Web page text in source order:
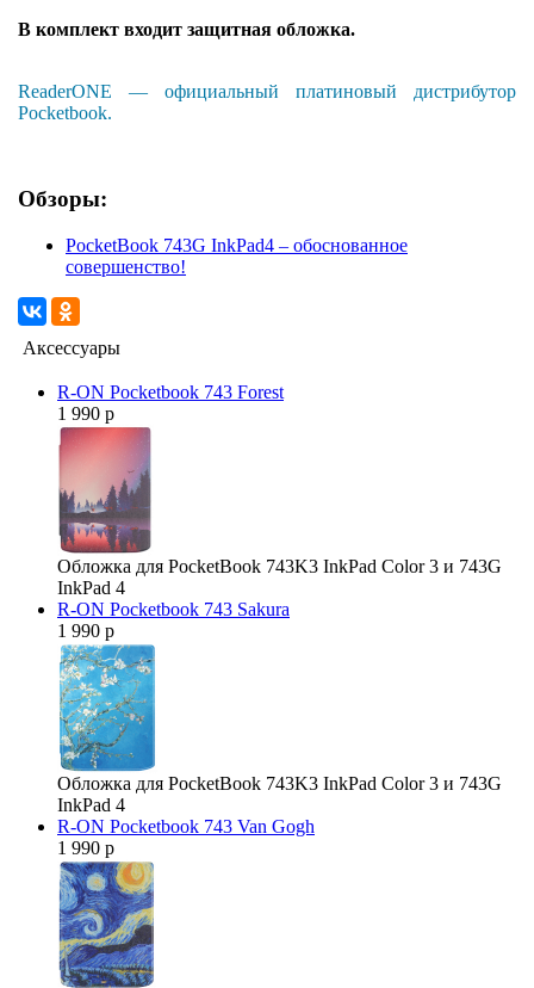
В комплект входит защитная обложка.
ReaderONE — официальный платиновый дистрибутор
Pocketbook.
Обзоры:
PocketBook 743G InkPad4 – обоснованное
совершенство!
Аксессуары
R-ON Pocketbook 743 Forest
1 990 р
Обложка для PocketBook 743K3 InkPad Color 3 и 743G
InkPad 4
R-ON Pocketbook 743 Sakura
1 990 р
Обложка для PocketBook 743K3 InkPad Color 3 и 743G
InkPad 4
R-ON Pocketbook 743 Van Gogh
1 990 р